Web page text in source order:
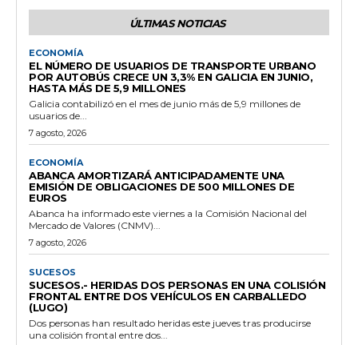
ÚLTIMAS NOTICIAS
ECONOMÍA
EL NÚMERO DE USUARIOS DE TRANSPORTE URBANO
POR AUTOBÚS CRECE UN 3,3% EN GALICIA EN JUNIO,
HASTA MÁS DE 5,9 MILLONES
Galicia contabilizó en el mes de junio más de 5,9 millones de
usuarios de...
7 agosto, 2026
ECONOMÍA
ABANCA AMORTIZARÁ ANTICIPADAMENTE UNA
EMISIÓN DE OBLIGACIONES DE 500 MILLONES DE
EUROS
Abanca ha informado este viernes a la Comisión Nacional del
Mercado de Valores (CNMV)...
7 agosto, 2026
SUCESOS
SUCESOS.- HERIDAS DOS PERSONAS EN UNA COLISIÓN
FRONTAL ENTRE DOS VEHÍCULOS EN CARBALLEDO
(LUGO)
Dos personas han resultado heridas este jueves tras producirse
una colisión frontal entre dos...